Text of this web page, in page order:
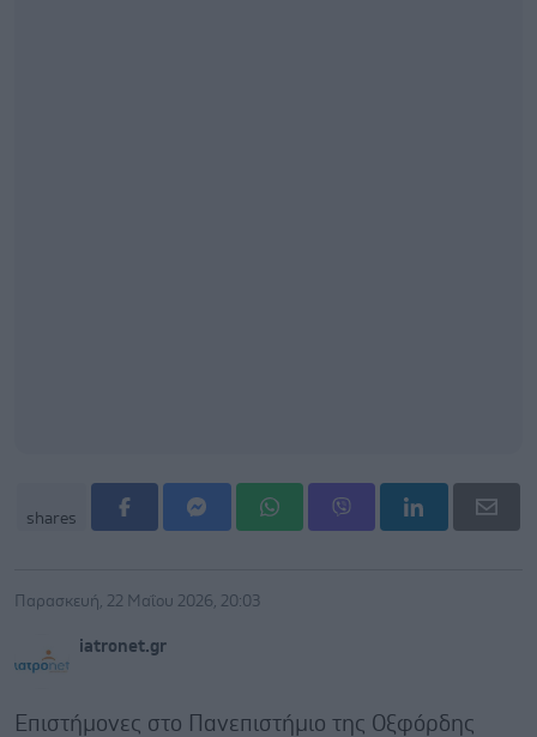
shares
Παρασκευή, 22 Μαΐου 2026, 20:03
iatronet.gr
Επιστήμονες στο Πανεπιστήμιο της Οξφόρδης